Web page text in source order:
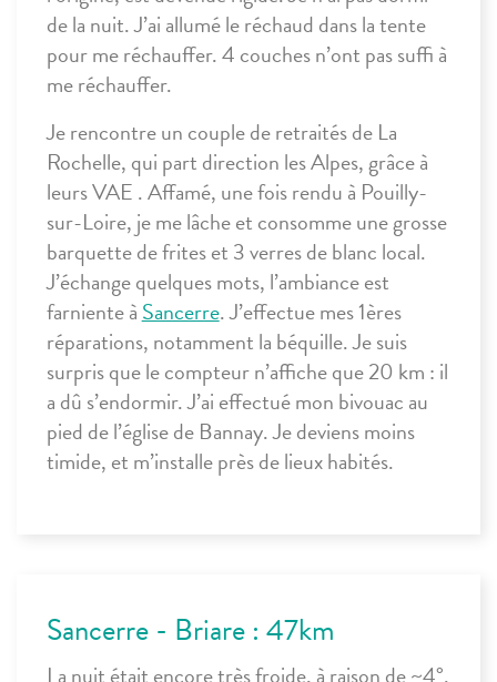
de la nuit. J’ai allumé le réchaud dans la tente
pour me réchauffer. 4 couches n’ont pas suffi à
me réchauffer.
Je rencontre un couple de retraités de La
Rochelle, qui part direction les Alpes, grâce à
leurs VAE . Affamé, une fois rendu à Pouilly-
sur-Loire, je me lâche et consomme une grosse
barquette de frites et 3 verres de blanc local.
J’échange quelques mots, l’ambiance est
farniente àSancerre. J’effectue mes 1ères
réparations, notamment la béquille. Je suis
surpris que le compteur n’affiche que 20 km : il
a dû s’endormir. J’ai effectué mon bivouac au
pied de l’église de Bannay. Je deviens moins
timide, et m’installe près de lieux habités.
Sancerre - Briare : 47km